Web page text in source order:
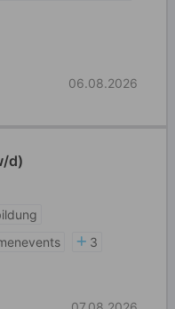
06.08.2026
d)
3